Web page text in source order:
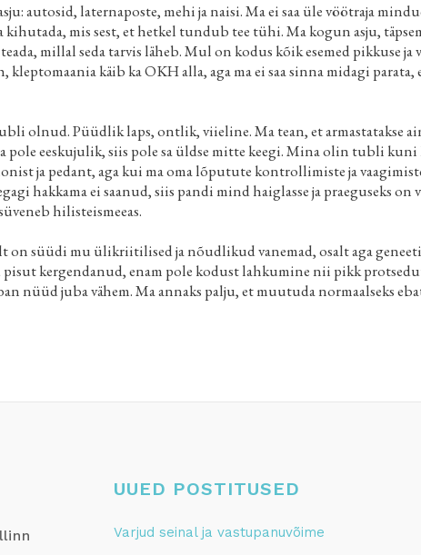
autosid, laternaposte, mehi ja naisi. Ma ei saa üle vöötraja
mis sest, et hetkel tundub tee tühi. Ma kogun asju,
millal seda tarvis läheb. Mul on kodus kõik esemed pikkuse ja
käib ka OKH alla, aga ma ei saa sinna midagi
olnud. Püüdlik laps, ontlik, viieline. Ma tean, et armastatakse
pole eeskujulik, siis pole sa üldse mitte keegi. Mina olin tubli
ja pedant, aga kui ma oma lõputute kontrollimiste ja
hakkama ei saanud, siis pandi mind haiglasse ja praeguseks on
hilisteismeeas.
on süüdi mu ülikriitilised ja nõudlikud vanemad, osalt aga
kergendanud, enam pole kodust lahkumine nii pikk
nüüd juba vähem. Ma annaks palju, et muutuda normaalseks
UUED POSTITUSED
Varjud seinal ja vastupanuvõime